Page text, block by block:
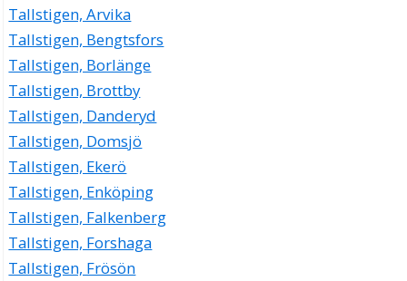
Tallstigen, Arvika
Tallstigen, Bengtsfors
Tallstigen, Borlänge
Tallstigen, Brottby
Tallstigen, Danderyd
Tallstigen, Domsjö
Tallstigen, Ekerö
Tallstigen, Enköping
Tallstigen, Falkenberg
Tallstigen, Forshaga
Tallstigen, Frösön